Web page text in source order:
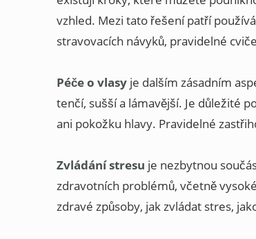
vzhled. Mezi tato řešení patří
stravovacích návyků, pravidelné
Péče o vlasy je dalším zásadním
tenčí, sušší a lámavější. Je důležité
ani pokožku hlavy. Pravidelné
Zvládání stresu je nezbytnou
zdravotních problémů, včetně
zdravé způsoby, jak zvládat stres,